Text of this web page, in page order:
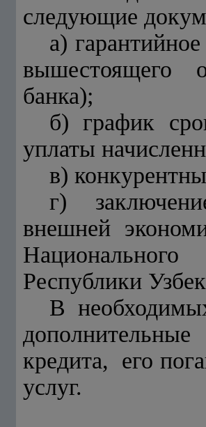
следующие
а)
вышестоящего
банка);
б) график
уплаты
в)
г)
внешней
Республики
В
кредита, его
услуг.